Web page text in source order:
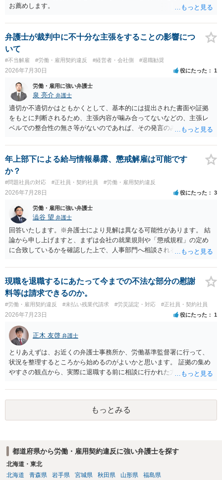
合理的か、という複数論点に分かれます。契約前なら、交渉のパワー
コストを抑えやすいので、資料等を持参の上弁護士に確認されること
をお勧めします。 ・事務所側の解除でも、解除理由によってはタレン
ト側に損害賠償が発生する建付けになっていることはあります。ただ
し、事務所側が一方的に解除したのにタレントへ違約金を課す設計
は、合理性や対価性を欠くとして争いやすいです。逆に、タレント側
の重大な契約違反がある場合は、実損害の範囲で請求される可能性は
あります。
お薦めします。
弁護士が裁判中に不十分な主張をすることの影響につ
いて
#不当解雇 #労働・雇用契約違反 #経営者・会社側 #退職勧奨
2026年7月30日 役にたった 1
労働・雇用に強い弁護士
泉 亮介 弁護士
適切か不適切かはともかくとして、基本的には提出された書面や証拠
をもとに判断されるため、主張内容が噛み合ってないなどの、主張レ
ベルでの整合性の無さ等がないのであれば、その発言のみで大きく不
年上部下による給与情報暴露、懲戒解雇は可能です
か？
#問題社員の対応 #正社員・契約社員 #労働・雇用契約違反
2026年7月28日 役にたった 3
労働・雇用に強い弁護士
澁谷 望 弁護士
回答いたします。※弁護士により見解は異なる可能性があります。 結
論から申し上げますと、まずは会社の就業規則や「懲戒規程」の定め
に合致しているかを確認した上で、人事部門へ相談されることが最優
ものの、重い懲戒処分の対象には十分なり得ます。 名誉や評価の回復
については、会社側に「部下の不正行為による情報漏洩」と正式に認
定させ、誤認した他部署への適切なフォローや周知を求めるのが有効
です。 あるいは、懲戒があったことを社内で周知される手続があるの
ならば、それにより軽微ながら回復はできるかもしれません。 さらに
個人としても、相手に対してプライバシー侵害等に基づく損害賠償
（慰謝料）を請求する選択肢がありえます（ただし、金額は多額にな
らない可能性があります。）。
現職を退職するにあたって今までの不法な部分の慰謝
料等は請求できるのか。
#労働・雇用契約違反 #未払い残業代請求 #労災認定・対応 #正社員・契約社員
2026年7月23日 役にたった 1
正木 友啓 弁護士
とりあえずは、お近くの弁護士事務所か、労働基準監督署に行って、
状況を整理するところから始めるのがよいかと思います。 証拠の集め
やすさの観点から、実際に退職する前に相談に行かれた方がよいかと
もっとみる
都道府県から労働・雇用契約違反に強い弁護士を探す
北海道・東北
北海道
青森県 岩手県 宮城県 秋田県 山形県 福島県